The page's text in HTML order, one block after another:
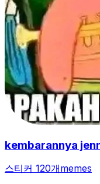
kembarannya
스티커 120개memes